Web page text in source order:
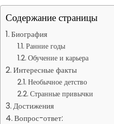
Содержание страницы
Биография
Ранние годы
Обучение и карьера
Интересные факты
Необычное детство
Странные привычки
Достижения
Вопрос-ответ: